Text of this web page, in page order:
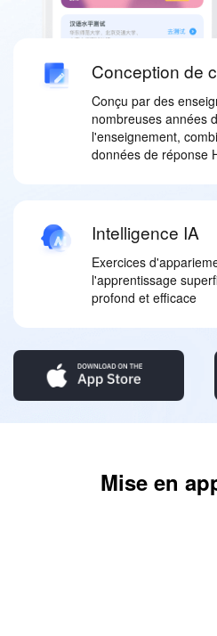
Conception de
Conçu par des
nombreuses années
l'enseignement,
données de réponse
Intelligence IA
Exercices
l'apprentissage
profond et efficace
Mise en